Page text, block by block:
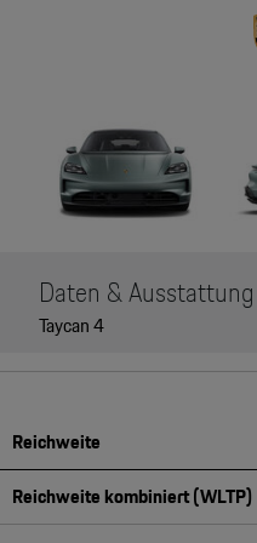
Taycan
Panamera
Cayenne
Neu- & Gebrauchtwagen
Zubehör
Driver's Selection Online-Shop
Online Services
My Porsche
Frag Porsche
Porsche Connect
Daten & Ausstattung
Taycan 4
Reichweite
Reichweite kombiniert (WLTP)